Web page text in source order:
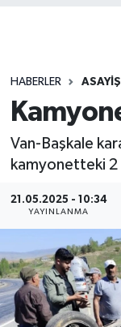
HABERLER ASAYİŞ
Van-Başkale
kamyonetteki 2
21.05.2025 - 10:34
YAYINLANMA
SPOR
YAŞAM
Son Dakika
Haber Arşivi